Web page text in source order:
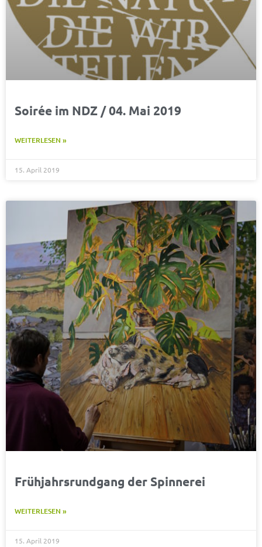
Soirée im NDZ / 04. Mai 2019
WEITERLESEN »
15. April 2019
Frühjahrsrundgang der Spinnerei
WEITERLESEN »
15. April 2019